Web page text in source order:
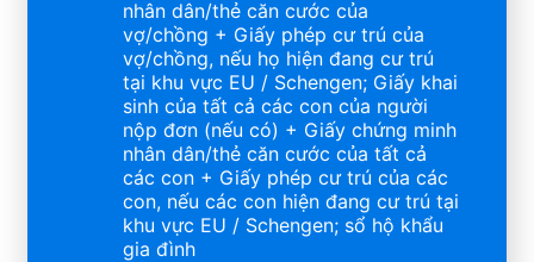
nhân dân/thẻ căn cước của
vợ/chồng + Giấy phép cư trú của
vợ/chồng, nếu họ hiện đang cư trú
tại khu vực EU / Schengen; Giấy khai
sinh của tất cả các con của người
nộp đơn (nếu có) + Giấy chứng minh
nhân dân/thẻ căn cước của tất cả
các con + Giấy phép cư trú của các
con, nếu các con hiện đang cư trú tại
khu vực EU / Schengen; sổ hộ khẩu
gia đình